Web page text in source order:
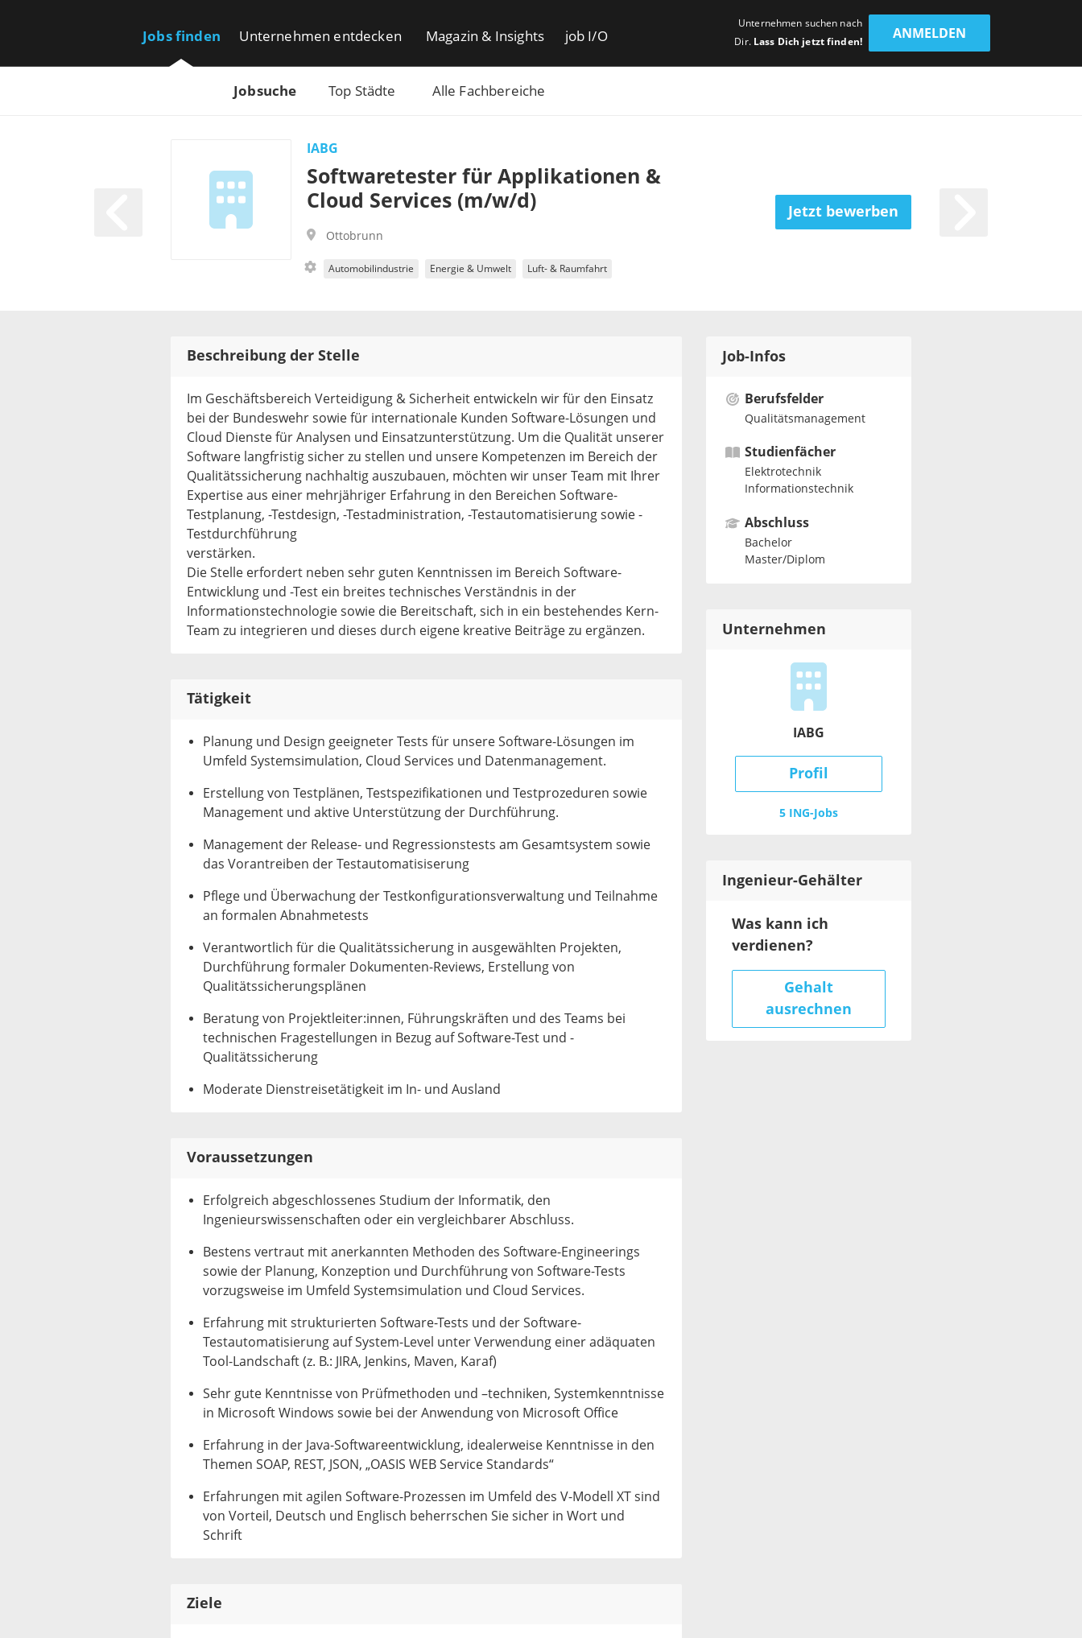
Jobs finden
Jobsuche Top Städte Alle Fachbereiche
Unternehmen entdecken Magazin & Insights job I/O
Unternehmen suchen nach
Dir. Lass Dich jetzt finden!
ANMELDEN
IABG
Softwaretester für Applikationen &
Cloud Services (m/w/d)
Ottobrunn
Automobilindustrie Energie & Umwelt Luft- & Raumfahrt
Jetzt bewerben
Beschreibung der Stelle
Im Geschäftsbereich Verteidigung & Sicherheit entwickeln wir für den Einsatz
bei der Bundeswehr sowie für internationale Kunden Software-Lösungen und
Cloud Dienste für Analysen und Einsatzunterstützung. Um die Qualität unserer
Software langfristig sicher zu stellen und unsere Kompetenzen im Bereich der
Qualitätssicherung nachhaltig auszubauen, möchten wir unser Team mit Ihrer
Expertise aus einer mehrjähriger Erfahrung in den Bereichen Software-
Testplanung, -Testdesign, -Testadministration, -Testautomatisierung sowie -
Testdurchführung
verstärken.
Die Stelle erfordert neben sehr guten Kenntnissen im Bereich Software-
Entwicklung und -Test ein breites technisches Verständnis in der
Informationstechnologie sowie die Bereitschaft, sich in ein bestehendes Kern-
Team zu integrieren und dieses durch eigene kreative Beiträge zu ergänzen.
Tätigkeit
Planung und Design geeigneter Tests für unsere Software-Lösungen im
Umfeld Systemsimulation, Cloud Services und Datenmanagement.
Erstellung von Testplänen, Testspezifikationen und Testprozeduren sowie
Management und aktive Unterstützung der Durchführung.
Management der Release- und Regressionstests am Gesamtsystem sowie
das Vorantreiben der Testautomatisiserung
Pflege und Überwachung der Testkonfigurationsverwaltung und Teilnahme
an formalen Abnahmetests
Verantwortlich für die Qualitätssicherung in ausgewählten Projekten,
Durchführung formaler Dokumenten-Reviews, Erstellung von
Qualitätssicherungsplänen
Beratung von Projektleiter:innen, Führungskräften und des Teams bei
technischen Fragestellungen in Bezug auf Software-Test und -
Qualitätssicherung
Moderate Dienstreisetätigkeit im In- und Ausland
Voraussetzungen
Erfolgreich abgeschlossenes Studium der Informatik, den
Ingenieurswissenschaften oder ein vergleichbarer Abschluss.
Bestens vertraut mit anerkannten Methoden des Software-Engineerings
sowie der Planung, Konzeption und Durchführung von Software-Tests
vorzugsweise im Umfeld Systemsimulation und Cloud Services.
Erfahrung mit strukturierten Software-Tests und der Software-
Testautomatisierung auf System-Level unter Verwendung einer adäquaten
Tool-Landschaft (z. B.: JIRA, Jenkins, Maven, Karaf)
Sehr gute Kenntnisse von Prüfmethoden und –techniken, Systemkenntnisse
in Microsoft Windows sowie bei der Anwendung von Microsoft Office
Erfahrung in der Java-Softwareentwicklung, idealerweise Kenntnisse in den
Themen SOAP, REST, JSON, „OASIS WEB Service Standards“
Erfahrungen mit agilen Software-Prozessen im Umfeld des V-Modell XT sind
von Vorteil, Deutsch und Englisch beherrschen Sie sicher in Wort und
Schrift
Ziele
Job-Infos
Berufsfelder
Qualitätsmanagement
Studienfächer
Elektrotechnik
Informationstechnik
Abschluss
Bachelor
Master/Diplom
Unternehmen
IABG
Profil
5 ING-Jobs
Ingenieur-Gehälter
Was kann ich
verdienen?
Gehalt
ausrechnen